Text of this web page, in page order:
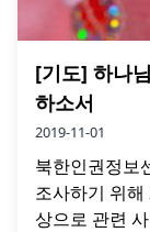
[기도] 하나
하소서
2019-11-01
북한인권정보
조사하기 위
상으로 관련